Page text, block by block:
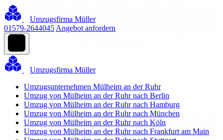
Umzugsfirma Müller
01579-2644045 Angebot anfordern
Umzugsfirma Müller
Umzugsunternehmen Mülheim an der Ruhr
Umzug von Mülheim an der Ruhr nach Berlin
Umzug von Mülheim an der Ruhr nach Hamburg
Umzug von Mülheim an der Ruhr nach München
Umzug von Mülheim an der Ruhr nach Köln
Umzug von Mülheim an der Ruhr nach Frankfurt am Main